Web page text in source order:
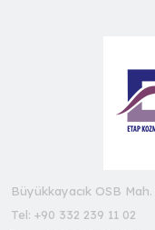
Büyükkayacık OSB
Tel: +90 332 239 11 02